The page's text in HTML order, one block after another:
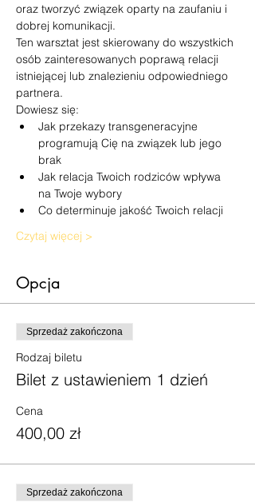
oraz tworzyć związek oparty na zaufaniu i
dobrej komunikacji.
Ten warsztat jest skierowany do wszystkich
osób zainteresowanych poprawą relacji
istniejącej lub znalezieniu odpowiedniego
partnera.
Dowiesz się:
Jak przekazy transgeneracyjne
programują Cię na związek lub jego
brak
Jak relacja Twoich rodziców wpływa
na Twoje wybory
Co determinuje jakość Twoich relacji
Czytaj więcej >
Opcja
Sprzedaż zakończona
Rodzaj biletu
Bilet z ustawieniem 1 dzień
Cena
400,00 zł
Sprzedaż zakończona